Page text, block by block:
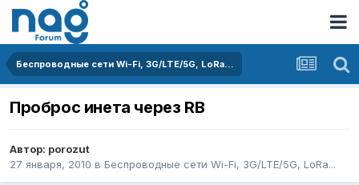
Беспроводные сети Wi-Fi, 3G/LTE/5G, LoRa...
Проброс инета через RB
Автор: porozut
27 января, 2010 в Беспроводные сети Wi-Fi, 3G/LTE/5G, LoRa...